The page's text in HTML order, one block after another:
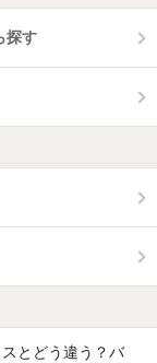
探す
とどう違う？バ